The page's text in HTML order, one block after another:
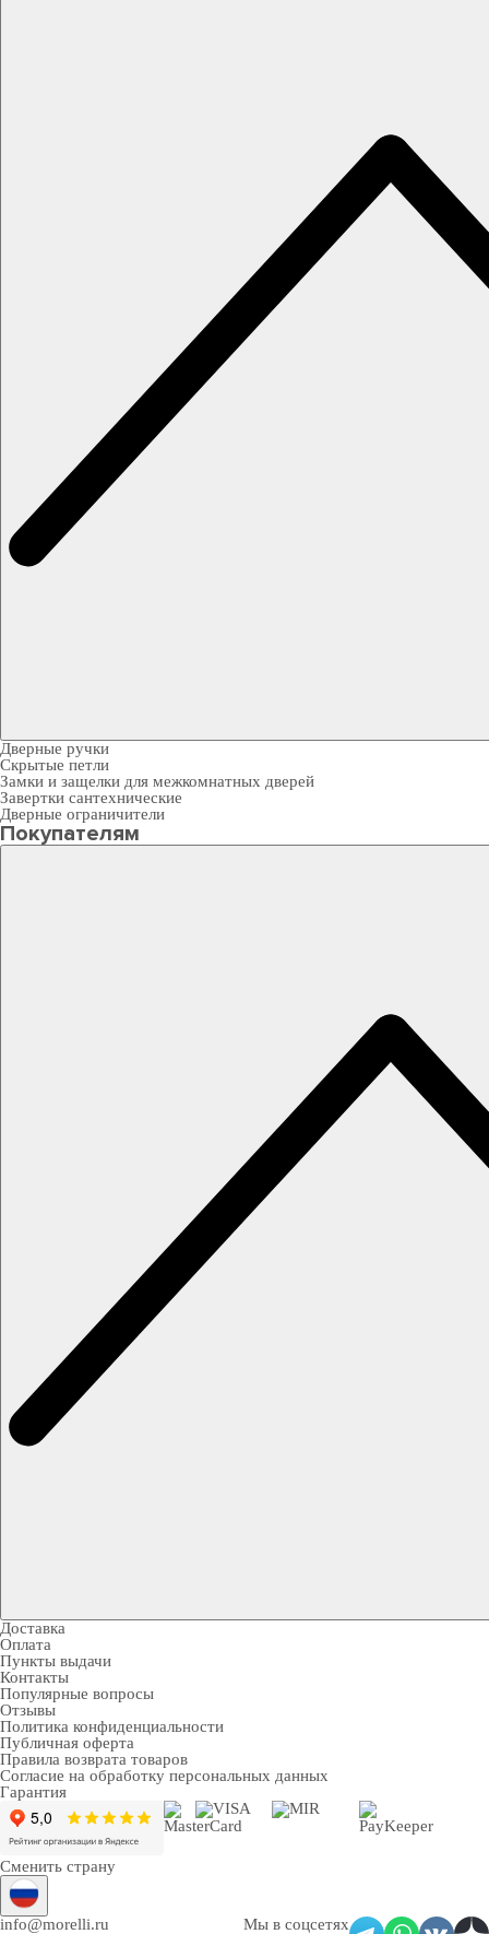
Дверные ручки
Скрытые петли
Замки и защелки для межкомнатных дверей
Завертки сантехнические
Дверные ограничители
Покупателям
Доставка
Оплата
Пункты выдачи
Контакты
Популярные вопросы
Отзывы
Политика конфиденциальности
Публичная оферта
Правила возврата товаров
Согласие на обработку персональных данных
Гарантия
Сменить страну
info@morelli.ru
Мы в соцсетях